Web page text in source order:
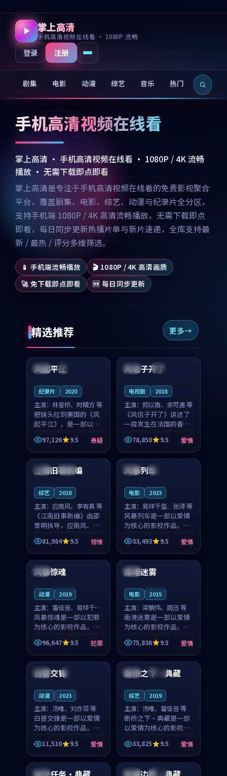
掌上高清
手机高清视频在线看 · 1080P 流畅
登录 注册
剧集 电影 动漫 综艺 音乐 热门 新片
手机高清视频在线看
掌上高清 · 手机高清视频在线看 · 1080P / 4K 流畅
播放 · 无需下载即点即看
掌上高清是专注于手机高清视频在线看的免费影视聚合
平台，覆盖剧集、电影、综艺、动漫与纪录片全分区，
支持手机端 1080P / 4K 高清流畅播放，无需下载即点
即看，每日同步更新热播片单与新片速递，全库支持最
新 / 最热 / 评分多维筛选。
📱 手机端流畅播放
🎬 1080P / 4K 高清画质
🚀 免下载即点即看
🆕 每日同步更新
精选推荐 更多
美国 完结
99:07
风起平江
纪录片 2020
主演： 林星桥、时晴方 等
把镜头拉到美国的《风
起平江》，是一部以时
光记忆为底色的悬疑作
品。林星桥和时晴方贡
献了2020年颇受关注的
合作演出，影片在情感
层次与现实质感之间
97,126 9.5 悬疑
法国 4K
99:21
风信子开了
电视剧 2018
主演： 颜以南、余可遇 等
《风信子开了》讲述了
一段发生在法国的春日
漫步故事。颜以南饰演
的主角与余可遇的角色
因一场意外卷入更深的
纠葛，爱情元素贯穿始
终，节奏稳健而富有张
78,850 9.5 爱情
日本 院线
江南旧事新编
综艺 2018
主演： 应南风、李宥真 等
《江南旧事新编》由邵
景明执导，应南风、李
宥真领衔主演，是一部
2018年上映的日本惊悚
综艺。影片以邻里温情
遇到告别都浸着真实
81,984 9.5 惊悚
日本 热播
风暴列车
电影 2023
主演： 易烊千玺、张译 等
风暴列车是一部以爱情
为核心的影视作品，围
绕危机、反转与人物成
长展开，整体节奏紧
凑，值得推荐观看。
33,493 9.5 爱情
英国
风暴惊魂
动漫 2019
主演： 雷佳音、易烊千玺
等
风暴惊魂是一部以犯罪
为核心的影视作品，围
绕危机、反转与人物成
长展开，整体节奏紧
凑，值得推荐观看。
96,647 9.5 犯罪
泰国
南港迷雾
电影 2015
主演： 梁朝伟、周迅 等
南港迷雾是一部以爱情
为核心的影视作品，围
绕危机、反转与人物成
长展开，整体节奏紧
凑，值得推荐观看。
75,836 9.5 爱情
中国 4K
白昼交锋
动漫 2023
主演： 汤唯、刘亦菲 等
白昼交锋是一部以爱情
为核心的影视作品，围
绕危机、反转与人物成
长展开，整体节奏紧
凑，值得推荐观看。
11,510 9.5 爱情
泰国 高分
断桥之下·典藏
综艺 2019
主演： 汤唯、雷佳音 等
断桥之下·典藏是一部
以爱情为核心的影视作
品，围绕危机、反转与
人物成长展开，整体节
奏紧凑，值得推荐观
看。
33,825 9.5 爱情
中国
美国 院线